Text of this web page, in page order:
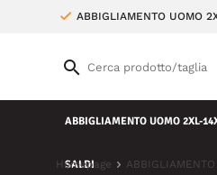
ABBIGLIAMENTO UOMO
ABBIGLIAMENTO UOMO 2XL-
SALDI
Homepage